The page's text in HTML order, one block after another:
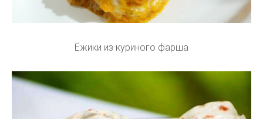
Ёжики из куриного фарша